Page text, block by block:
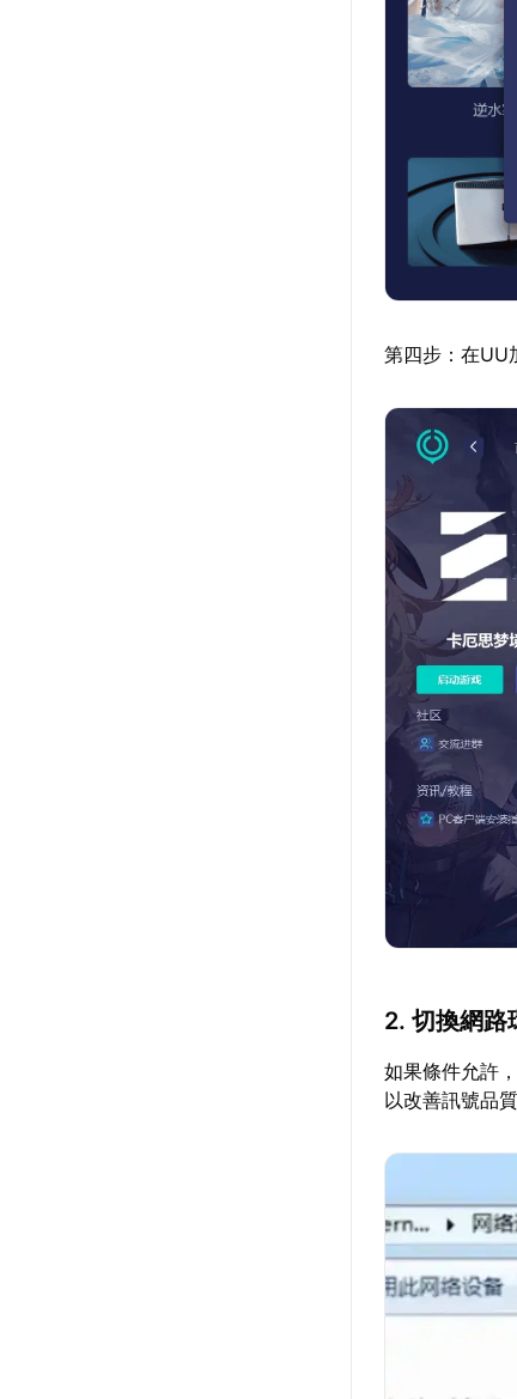
第四步：在UU
2. 切換網路
如果條件允許
以改善訊號品